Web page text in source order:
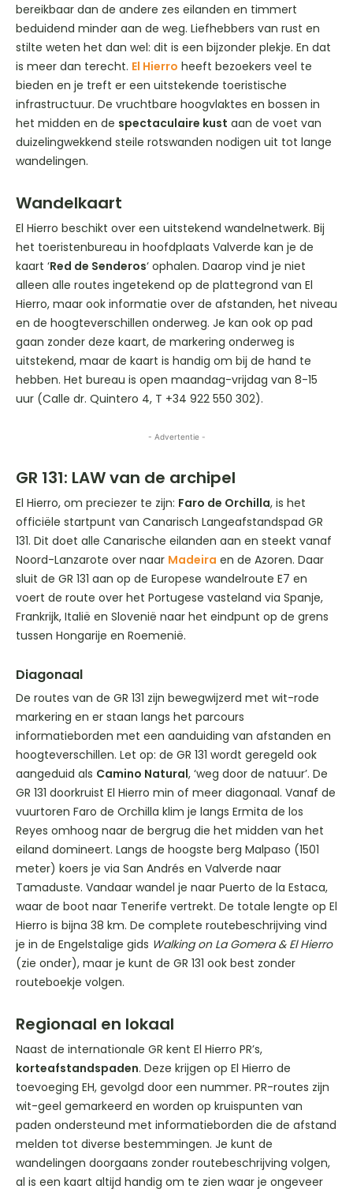
bereikbaar dan de andere zes eilanden en timmert
beduidend minder aan de weg. Liefhebbers van rust en
stilte weten het dan wel: dit is een bijzonder plekje. En dat
is meer dan terecht. El Hierro heeft bezoekers veel te
bieden en je treft er een uitstekende toeristische
infrastructuur. De vruchtbare hoogvlaktes en bossen in
het midden en de spectaculaire kust aan de voet van
duizelingwekkend steile rotswanden nodigen uit tot lange
wandelingen.
Wandelkaart
El Hierro beschikt over een uitstekend wandelnetwerk. Bij
het toeristenbureau in hoofdplaats Valverde kan je de
kaart ‘Red de Senderos‘ ophalen. Daarop vind je niet
alleen alle routes ingetekend op de plattegrond van El
Hierro, maar ook informatie over de afstanden, het niveau
en de hoogteverschillen onderweg. Je kan ook op pad
gaan zonder deze kaart, de markering onderweg is
uitstekend, maar de kaart is handig om bij de hand te
hebben. Het bureau is open maandag-vrijdag van 8-15
uur (Calle dr. Quintero 4, T +34 922 550 302).
- Advertentie -
GR 131: LAW van de archipel
El Hierro, om preciezer te zijn: Faro de Orchilla, is het
officiële startpunt van Canarisch Langeafstandspad GR
131. Dit doet alle Canarische eilanden aan en steekt vanaf
Noord-Lanzarote over naar Madeira en de Azoren. Daar
sluit de GR 131 aan op de Europese wandelroute E7 en
voert de route over het Portugese vasteland via Spanje,
Frankrijk, Italië en Slovenië naar het eindpunt op de grens
tussen Hongarije en Roemenië.
Diagonaal
De routes van de GR 131 zijn bewegwijzerd met wit-rode
markering en er staan langs het parcours
informatieborden met een aanduiding van afstanden en
hoogteverschillen. Let op: de GR 131 wordt geregeld ook
aangeduid als Camino Natural, ‘weg door de natuur’. De
GR 131 doorkruist El Hierro min of meer diagonaal. Vanaf de
vuurtoren Faro de Orchilla klim je langs Ermita de los
Reyes omhoog naar de bergrug die het midden van het
eiland domineert. Langs de hoogste berg Malpaso (1501
meter) koers je via San Andrés en Valverde naar
Tamaduste. Vandaar wandel je naar Puerto de la Estaca,
waar de boot naar Tenerife vertrekt. De totale lengte op El
Hierro is bijna 38 km. De complete routebeschrijving vind
je in de Engelstalige gids Walking on La Gomera & El Hierro
(zie onder), maar je kunt de GR 131 ook best zonder
routeboekje volgen.
Regionaal en lokaal
Naast de internationale GR kent El Hierro PR’s,
korteafstandspaden. Deze krijgen op El Hierro de
toevoeging EH, gevolgd door een nummer. PR-routes zijn
wit-geel gemarkeerd en worden op kruispunten van
paden ondersteund met informatieborden die de afstand
melden tot diverse bestemmingen. Je kunt de
wandelingen doorgaans zonder routebeschrijving volgen,
al is een kaart altijd handig om te zien waar je ongeveer